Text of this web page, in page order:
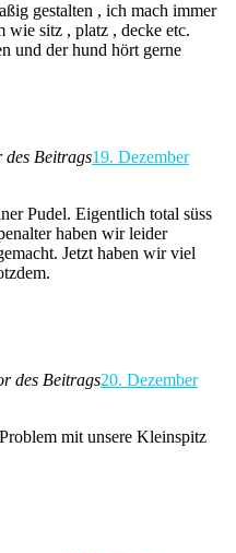
gestalten , ich mach immer
wie sitz , platz , decke etc.
und der hund hört gerne
des Beitrags19. Dezember
Pudel. Eigentlich total süss
haben wir leider
Jetzt haben wir viel
des Beitrags20. Dezember
mit unsere Kleinspitz